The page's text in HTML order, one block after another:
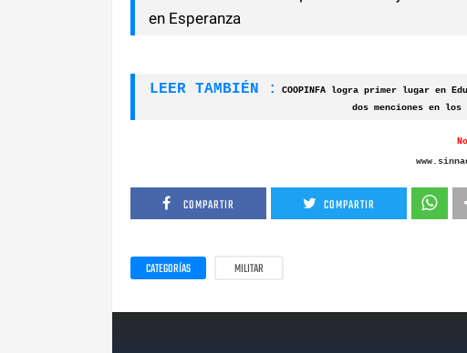
en Esperanza
LEER TAMBIÉN :
COOPINFA logra primer lugar en
dos menciones en los
COMPARTIR COMPARTIR
CATEGORÍAS MILITAR